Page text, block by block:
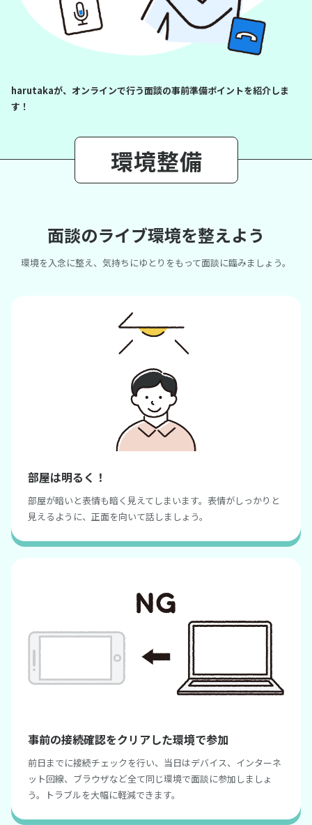
harutakaが、オンラインで行う面談の事前準備ポイントを紹介しま
す！
環境整備
面談のライブ環境を整えよう
環境を入念に整え、気持ちにゆとりをもって面談に臨みましょう。
部屋は明るく！
部屋が暗いと表情も暗く見えてしまいます。表情がしっかりと
見えるように、正面を向いて話しましょう。
事前の接続確認をクリアした環境で参加
前日までに接続チェックを行い、当日はデバイス、インターネ
ット回線、ブラウザなど全て同じ環境で面談に参加しましょ
う。トラブルを大幅に軽減できます。